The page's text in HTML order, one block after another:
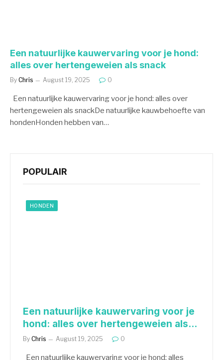
Een natuurlijke kauwervaring voor je hond:
alles over hertengeweien als snack
By Chris August 19, 2025 0
Een natuurlijke kauwervaring voor je hond: alles over
hertengeweien als snackDe natuurlijke kauwbehoefte van
hondenHonden hebben van…
POPULAIR
HONDEN
Een natuurlijke kauwervaring voor je
hond: alles over hertengeweien als
snack
By Chris August 19, 2025 0
Een natuurlijke kauwervaring voor je hond: alles